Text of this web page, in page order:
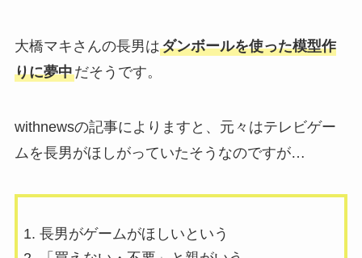
大橋マキさんの長男はダンボールを使った模型作
りに夢中だそうです。
withnewsの記事によりますと、元々はテレビゲー
ムを長男がほしがっていたそうなのですが…
長男がゲームがほしいという